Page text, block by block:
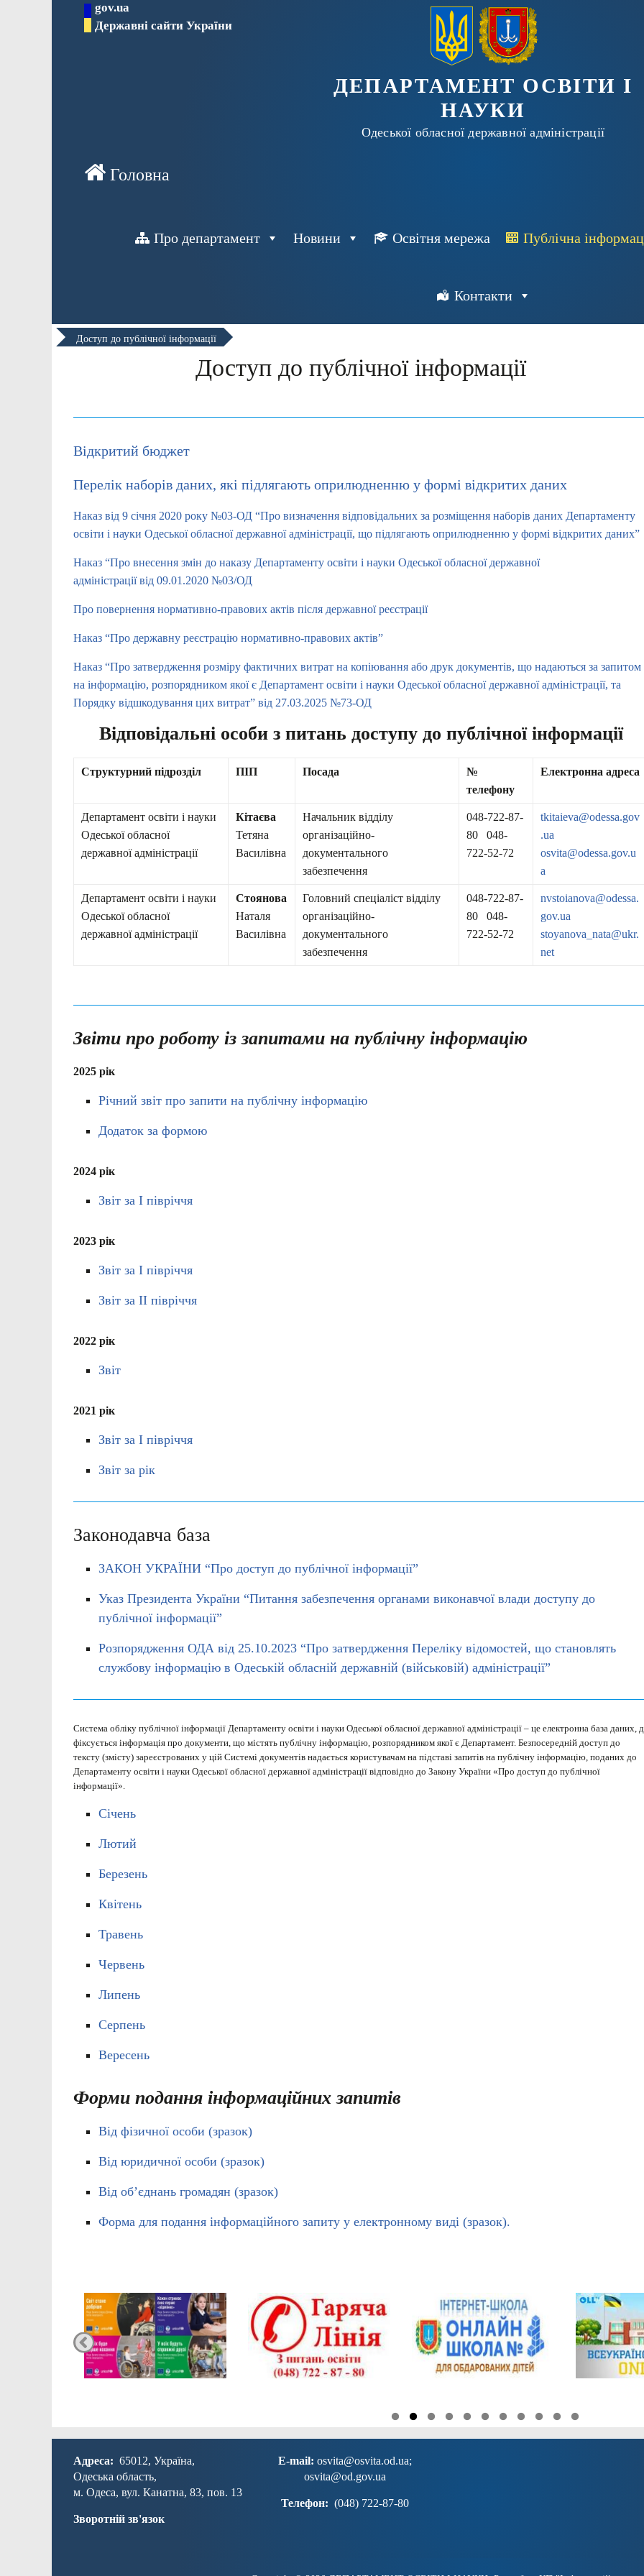
gov.ua
Державні сайти України
ДЕПАРТАМЕНТ ОСВІТИ І
НАУКИ
Одеської обласної державної адміністрації
Про департамент Новини Освітня мережа Публічна
Контакти
Доступ до публічної інформації
Доступ до публічної інформації
Відкритий бюджет
Перелік наборів даних, які підлягають оприлюдненню у формі відкритих даних
Наказ від 9 січня 2020 року №03-ОД “Про визначення відповідальних за розміщення наборів даних Департаменту
освіти і науки Одеської обласної державної адміністрації, що підлягають оприлюдненню у формі відкритих даних”
Наказ “Про внесення змін до наказу Департаменту освіти і науки Одеської обласної державної
адміністрації від 09.01.2020 №03/ОД
Про повернення нормативно-правових актів після державної реєстрації
Наказ “Про державну реєстрацію нормативно-правових актів”
Наказ “Про затвердження розміру фактичних витрат на копіювання або друк документів, що надаються за запитом
на інформацію, розпорядником якої є Департамент освіти і науки Одеської обласної державної адміністрації, та
Порядку відшкодування цих витрат” від 27.03.2025 №73-ОД
Відповідальні особи з питань доступу до публічної інформації
Структурний підрозділ ПІП Посада
№
телефону
Електронна адреса
Департамент освіти і науки
Одеської обласної
державної адміністрації
Кітаєва
Тетяна
Василівна
Начальник відділу
організаційно-
документального
забезпечення
048-722-87-
80 048-
722-52-72
tkitaieva@odessa.gov
.ua
osvita@odessa.gov.u
a
Департамент освіти і науки
Одеської обласної
державної адміністрації
Стоянова
Наталя
Василівна
Головний спеціаліст відділу
організаційно-
документального
забезпечення
048-722-87-
80 048-
722-52-72
nvstoianova@odessa.
gov.ua
stoyanova_nata@ukr.
net
Звіти про роботу із запитами на публічну інформацію
2025 рік
Річний звіт про запити на публічну інформацію
Додаток за формою
2024 рік
Звіт за І півріччя
2023 рік
Звіт за І півріччя
Звіт за ІІ півріччя
2022 рік
Звіт
2021 рік
Звіт за І півріччя
Звіт за рік
Законодавча база
ЗАКОН УКРАЇНИ “Про доступ до публічної інформації”
Указ Президента України “Питання забезпечення органами виконавчої влади доступу до
публічної інформації”
Розпорядження ОДА від 25.10.2023 “Про затвердження Переліку відомостей, що становлять
службову інформацію в Одеській обласній державній (військовій) адміністрації”
Система обліку публічної інформації Департаменту освіти і науки Одеської обласної державної адміністрації – це електронна база даних,
фіксується інформація про документи, що містять публічну інформацію, розпорядником якої є Департамент. Безпосередній доступ до
тексту (змісту) зареєстрованих у цій Системі документів надається користувачам на підставі запитів на публічну інформацію, поданих до
Департаменту освіти і науки Одеської обласної державної адміністрації відповідно до Закону України «Про доступ до публічної
інформації».
Січень
Лютий
Березень
Квітень
Травень
Червень
Липень
Серпень
Вересень
Форми подання інформаційних запитів
Від фізичної особи (зразок)
Від юридичної особи (зразок)
Від об’єднань громадян (зразок)
Форма для подання інформаційного запиту у електронному виді (зразок).
Адреса: 65012, Україна,
Одеська область,
м. Одеса, вул. Канатна, 83, пов. 13
Зворотній зв'язок
E-mail: osvita@osvita.od.ua;
osvita@od.gov.ua
Телефон: (048) 722-87-80